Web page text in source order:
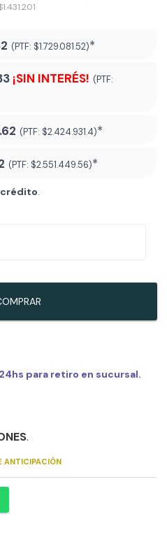
(PTF: $1.729.081.52)*
¡SIN INTERÉS! (PTF:
(PTF: $2.424.931.4)*
(PTF: $2.551.449.56)*
.
para retiro en sucursal.
.
ANTICIPACIÓN